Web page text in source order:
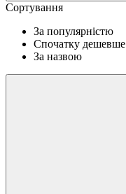
Сортування
За популярністю
Спочатку дешевше
За назвою